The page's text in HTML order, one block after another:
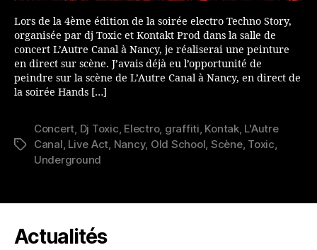
Lors de la 4ème édition de la soirée electro Techno Story,
organisée par dj Toxic et Kontakt Prod dans la salle de
concert L’Autre Canal à Nancy, je réaliserai une peinture
en direct sur scène. J’avais déjà eu l’opportunité de
peindre sur la scène de L’Autre Canal à Nancy, en direct de
la soirée Hands […]
Étiquettes
Concert, Dj Toxic, Electro, graffiti, Kontak, L'Autre
Canal, Live Act, Nancy, Old School, Scène, Toxic,
Underground
Actualités